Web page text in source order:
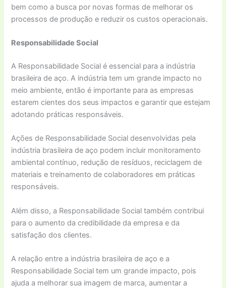
bem como a busca por novas formas de melhorar os
processos de produção e reduzir os custos operacionais.
Responsabilidade Social
A Responsabilidade Social é essencial para a indústria
brasileira de aço. A indústria tem um grande impacto no
meio ambiente, então é importante para as empresas
estarem cientes dos seus impactos e garantir que estejam
adotando práticas responsáveis.
Ações de Responsabilidade Social desenvolvidas pela
indústria brasileira de aço podem incluir monitoramento
ambiental contínuo, redução de resíduos, reciclagem de
materiais e treinamento de colaboradores em práticas
responsáveis.
Além disso, a Responsabilidade Social também contribui
para o aumento da credibilidade da empresa e da
satisfação dos clientes.
A relação entre a indústria brasileira de aço e a
Responsabilidade Social tem um grande impacto, pois
ajuda a melhorar sua imagem de marca, aumentar a